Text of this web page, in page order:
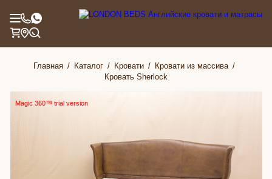
Главная Каталог Кровати
Кровати из массива
Кровать Sherlock
Magic 360™ trial version